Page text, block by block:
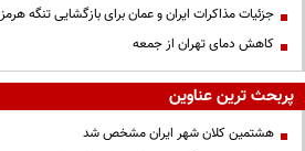
جزئیات مذاکرات ایران و عمان برای بازگشایی تنگه هرمز
کاهش دمای تهران از جمعه
پربحث ترین عناوین
هشتمین کلان شهر ایران مشخص شد